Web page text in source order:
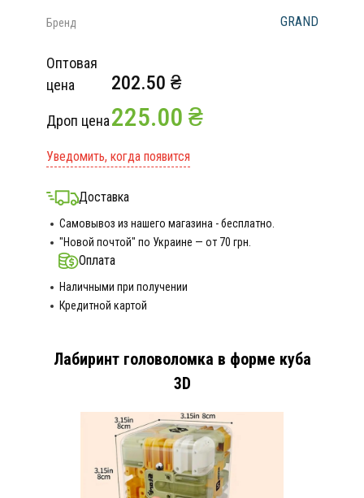
Бренд GRAND
Оптовая
цена
202.50 ₴
Дроп цена225.00 ₴
Уведомить, когда появится
Доставка
Самовывоз из нашего магазина - бесплатно.
"Новой почтой" по Украине — от 70 грн.
Оплата
Наличными при получении
Кредитной картой
Лабиринт головоломка в форме куба
3D